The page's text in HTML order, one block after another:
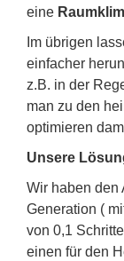
eine
Im übrigen
einfacher
z.B. in der
man zu den
optimieren
Unsere
Wir haben den
Generation (
von 0,1
einen für den